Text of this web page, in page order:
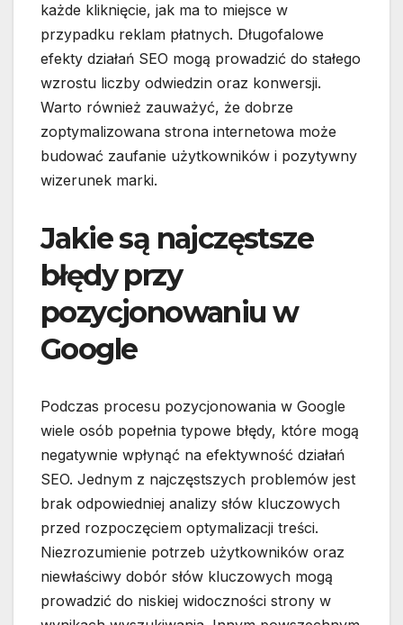
każde kliknięcie, jak ma to miejsce w
przypadku reklam płatnych. Długofalowe
efekty działań SEO mogą prowadzić do stałego
wzrostu liczby odwiedzin oraz konwersji.
Warto również zauważyć, że dobrze
zoptymalizowana strona internetowa może
budować zaufanie użytkowników i pozytywny
wizerunek marki.
Jakie są najczęstsze
błędy przy
pozycjonowaniu w
Google
Podczas procesu pozycjonowania w Google
wiele osób popełnia typowe błędy, które mogą
negatywnie wpłynąć na efektywność działań
SEO. Jednym z najczęstszych problemów jest
brak odpowiedniej analizy słów kluczowych
przed rozpoczęciem optymalizacji treści.
Niezrozumienie potrzeb użytkowników oraz
niewłaściwy dobór słów kluczowych mogą
prowadzić do niskiej widoczności strony w